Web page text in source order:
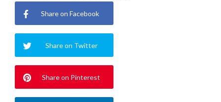
Share on Facebook
Share on Twitter
Share on Pinterest